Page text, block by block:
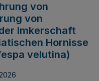
von
von
Imkerschaft
Hornisse
velutina)